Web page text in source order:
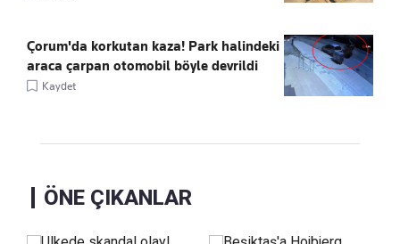
Çorum'da korkutan kaza! Park halindeki
araca çarpan otomobil böyle devrildi
Kaydet
ÖNE ÇIKANLAR